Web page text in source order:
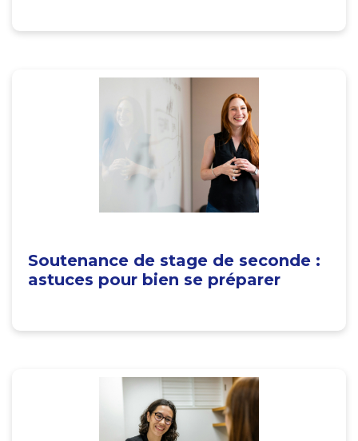
Soutenance de stage de seconde :
astuces pour bien se préparer